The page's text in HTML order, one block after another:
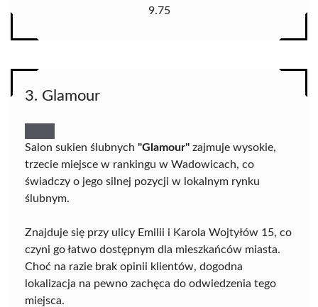
9.75
3. Glamour
Salon sukien ślubnych "Glamour" zajmuje wysokie,
trzecie miejsce w rankingu w Wadowicach, co
świadczy o jego silnej pozycji w lokalnym rynku
ślubnym.
Znajduje się przy ulicy Emilii i Karola Wojtyłów 15, co
czyni go łatwo dostępnym dla mieszkańców miasta.
Choć na razie brak opinii klientów, dogodna
lokalizacja na pewno zachęca do odwiedzenia tego
miejsca.